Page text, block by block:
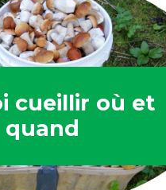
cueillir où et
quand